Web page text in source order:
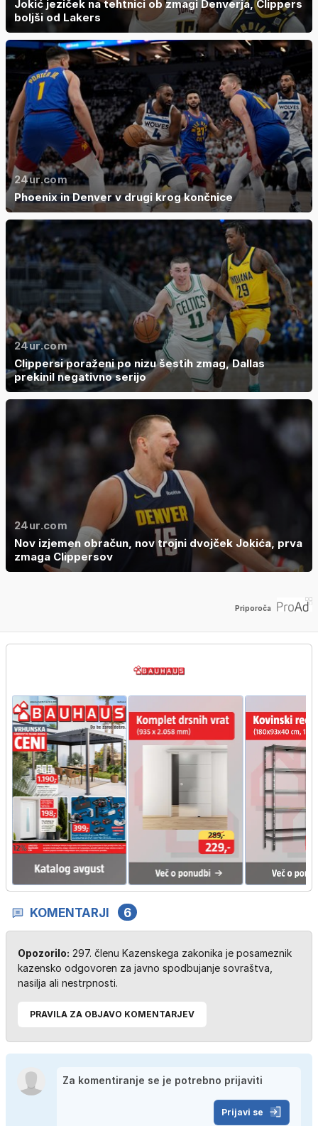
Jokić jeziček na tehtnici ob zmagi Denverja, Clippers
boljši od Lakers
24ur.com
Phoenix in Denver v drugi krog končnice
24ur.com
Clippersi poraženi po nizu šestih zmag, Dallas
prekinil negativno serijo
24ur.com
Nov izjemen obračun, nov trojni dvojček Jokića, prva
zmaga Clippersov
Priporoča
KOMENTARJI 6
Opozorilo: 297. členu Kazenskega zakonika je posameznik
kazensko odgovoren za javno spodbujanje sovraštva,
nasilja ali nestrpnosti.
PRAVILA ZA OBJAVO KOMENTARJEV
Prijavi se